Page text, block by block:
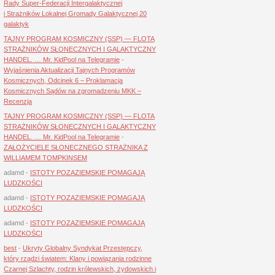
Rady Super-Federacji Intergalaktycznej
i Strażników Lokalnej Gromady Galaktycznej 20
galaktyk
TAJNY PROGRAM KOSMICZNY (SSP) — FLOTA
STRAŻNIKÓW SŁONECZNYCH I GALAKTYCZNY
HANDEL. … Mr. KidPool na Telegramie -
Wyjaśnienia Aktualizacji Tajnych Programów
Kosmicznych, Odcinek 6 – Proklamacja
Kosmicznych Sądów na zgromadzeniu MKK –
Recenzja
TAJNY PROGRAM KOSMICZNY (SSP) — FLOTA
STRAŻNIKÓW SŁONECZNYCH I GALAKTYCZNY
HANDEL. … Mr. KidPool na Telegramie -
ZAŁOŻYCIELE SŁONECZNEGO STRAŻNIKA Z
WILLIAMEM TOMPKINSEM
adamd - ISTOTY POZAZIEMSKIE POMAGAJĄ
LUDZKOŚCI
adamd - ISTOTY POZAZIEMSKIE POMAGAJĄ
LUDZKOŚCI
adamd - ISTOTY POZAZIEMSKIE POMAGAJĄ
LUDZKOŚCI
best - Ukryty Globalny Syndykat Przestępczy,
który rządzi światem: Klany i powiązania rodzinne
Czarnej Szlachty, rodzin królewskich, żydowskich i